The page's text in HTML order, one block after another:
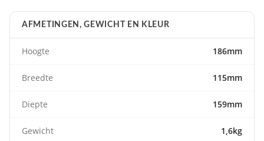
AFMETINGEN, GEWICHT EN KLEUR
Hoogte 186mm
Breedte 115mm
Diepte 159mm
Gewicht 1,6kg